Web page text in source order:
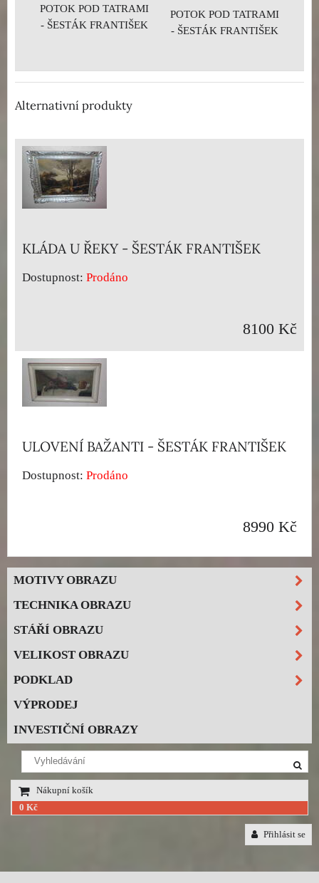
POTOK POD TATRAMI
- ŠESTÁK FRANTIŠEK
POTOK POD TATRAMI
- ŠESTÁK FRANTIŠEK
Alternativní produkty
KLÁDA U ŘEKY - ŠESTÁK FRANTIŠEK
Dostupnost: Prodáno
8100 Kč
ULOVENÍ BAŽANTI - ŠESTÁK FRANTIŠEK
Dostupnost: Prodáno
8990 Kč
MOTIVY OBRAZU
TECHNIKA OBRAZU
STÁŘÍ OBRAZU
VELIKOST OBRAZU
PODKLAD
VÝPRODEJ
INVESTIČNÍ OBRAZY
Nákupní košík
0 Kč
Přihlásit se